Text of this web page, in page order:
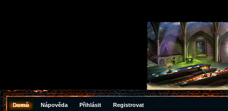
Domů Nápověda Přihlásit Registrovat